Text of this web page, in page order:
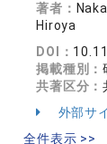
著者：
Hiroya
DOI：
掲載種別：
共著区分：
外部サ
全件表示 >>